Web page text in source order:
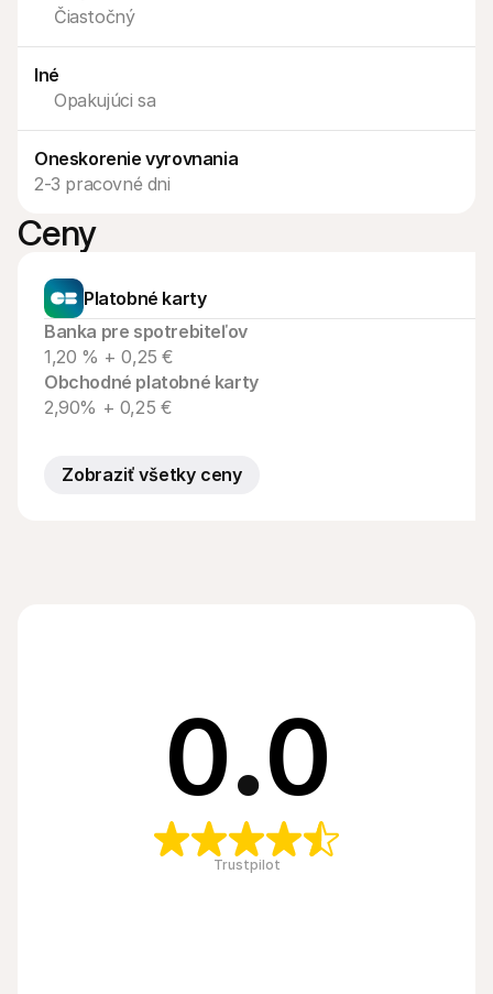
Čiastočný
Iné
Opakujúci sa
Oneskorenie vyrovnania
2-3 pracovné dni
Ceny
Platobné karty
Banka pre spotrebiteľov
1,20 % + 0,25 €
Obchodné platobné karty
2,90% + 0,25 €
Zobraziť všetky ceny
0.0
Trustpilot
Kontakt
Pre nakupujúcich
Zistite, prečo sa Mollie objavila vo vašom bankovom výpise
Pre zákazníkov Mollie
Kontaktujte náš tím zákazníckej podpory
Kontaktujte obchodné oddelenie